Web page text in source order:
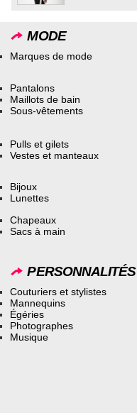
MODE
Marques de mode
Pantalons
Maillots de bain
Sous-vêtements
Pulls et gilets
Vestes et manteaux
Bijoux
Lunettes
Chapeaux
Sacs à main
PERSONNALITÉS
Couturiers et stylistes
Mannequins
Égéries
Photographes
Musique